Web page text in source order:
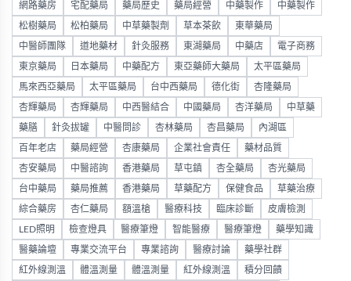
網路藥房 宅配藥局 藥局歷史 藥局經營 中藥製作 中藥製作
松樹藥局 松柏藥局 中草藥製劑 草本茶飲 東華藥局
中醫師團隊 道地藥材 針灸服務 東湖藥局 中藥店 電子商務
東京藥局 日本藥局 中藥配方 東亞藥師大藥局 太平區藥局
馬來西亞藥局 太平區藥局 台中西藥局 德化街 杏隆藥局
杏輝藥局 杏輝藥局 中西醫結合 中國藥局 杏洋藥局 中草藥
藥膳 針灸拔罐 中醫問診 杏林藥局 杏昌藥局 內湖區
百年老店 藥局經營 杏康藥局 企業社會責任 藥材品質
杏安藥局 中醫諮詢 香港藥局 草屯鎮 杏全藥局 杏光藥局
台中藥局 藥局推薦 香港藥局 草藥配方 保健食品 草藥治療
綜合藥房 杏仁藥局 額溫槍 醫療科技 臨床診斷 皮膚檢測
LED照明 檢查燈具 醫療筆燈 智能醫療 醫療筆燈 藥學知識
醫藥論壇 專業交流平台 專業諮詢 醫療討論 藥學社群
紅外線測溫 體溫測量 體溫測量 紅外線測溫 積分回饋